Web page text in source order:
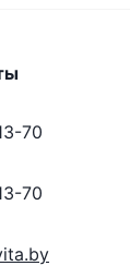
70
70